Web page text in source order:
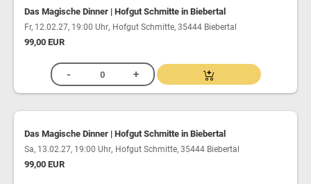
Das Magische Dinner | Hofgut Schmitte in Biebertal
Fr, 12.02.27, 19:00 Uhr, Hofgut Schmitte, 35444 Biebertal
99,00 EUR
Das Magische Dinner | Hofgut Schmitte in Biebertal
Sa, 13.02.27, 19:00 Uhr, Hofgut Schmitte, 35444 Biebertal
99,00 EUR